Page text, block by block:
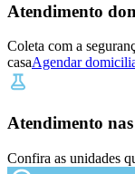
Atendimento
Coleta com a
casaAgendar
Atendimento
Confira as unidades